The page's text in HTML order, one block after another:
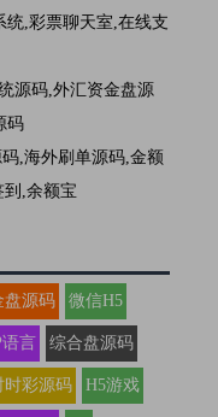
统,彩票聊天室,在线支
源码,外汇资金盘源
码
,海外刷单源码,金额
,余额宝
盘源码 微信H5
语言 综合盘源码
时彩源码 H5游戏